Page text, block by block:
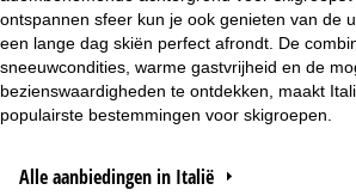
ontspannen sfeer kun je ook genieten van de
een lange dag skiën perfect afrondt. De
sneeuwcondities, warme gastvrijheid en de
bezienswaardigheden te ontdekken, maakt
populairste bestemmingen voor skigroepen.
Alle aanbiedingen in Italië